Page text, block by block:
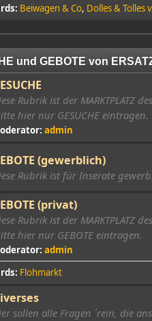
Beiwagen & Co Dolles & Tolles
und GEBOTE von
Rubrik ist der MARKTPLATZ
hier nur GESUCHE eintragen.
admin
(gewerblich)
Rubrik ist für Inserate
(privat)
Rubrik ist der MARKTPLATZ
hier nur GEBOTE eintragen.
admin
Flohmarkt
sollen alle Fragen ´rein, die